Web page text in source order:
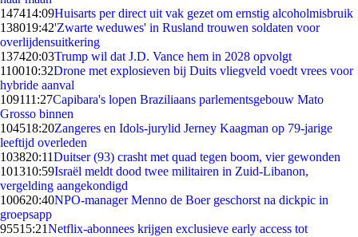
147414:09Huisarts per direct uit vak gezet om ernstig alcoholmisbruik
138019:42'Zwarte weduwes' in Rusland trouwen soldaten voor
overlijdensuitkering
137420:03Trump wil dat J.D. Vance hem in 2028 opvolgt
110010:32Drone met explosieven bij Duits vliegveld voedt vrees voor
hybride aanval
109111:27Capibara's lopen Braziliaans parlementsgebouw Mato
Grosso binnen
104518:20Zangeres en Idols-jurylid Jerney Kaagman op 79-jarige
leeftijd overleden
103820:11Duitser (93) crasht met quad tegen boom, vier gewonden
101310:59Israël meldt dood twee militairen in Zuid-Libanon,
vergelding aangekondigd
100620:40NPO-manager Menno de Boer geschorst na dickpic in
groepsapp
95515:21Netflix-abonnees krijgen exclusieve early access tot